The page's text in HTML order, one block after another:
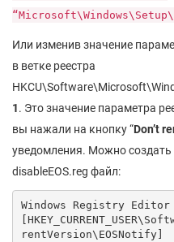
Или изменив значение
в ветке реестра
1. Это значение параметра
вы нажали на кнопку “Don’t
уведомления. Можно создать
disableEOS.reg файл:
Windows Registry
rentVersion\EOSNotify]